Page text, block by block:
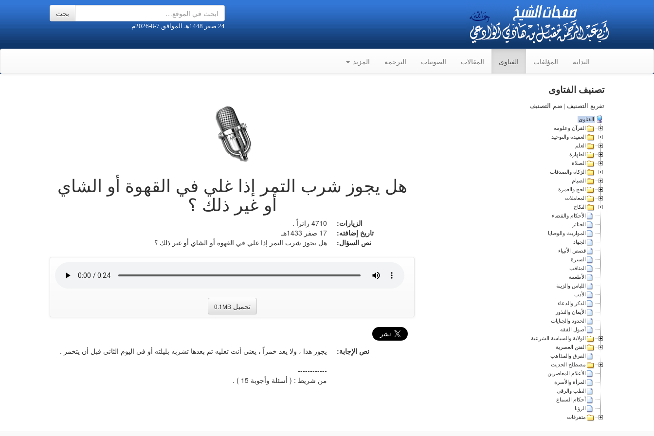
24 صفر 1448هـ الموافق 7-8-2026م
البداية المؤلفات الفتاوى المقالات الصوتيات الترجمة المزيد
هل يجوز شرب التمر إذا غلي في القهوة أو الشاي
أو غير ذلك ؟
الزيارات:
4710 زائراً .
تاريخ إضافته:
17 صفر 1433هـ
نص السؤال:
هل يجوز شرب التمر إذا غلي في القهوة أو الشاي أو غير ذلك ؟
تحميل0.1MB
نص الإجابة:
يجوز هذا ، ولا يعد خمراً ، يعني أنت تغليه تم بعدها تشربه بليلته أو في اليوم الثاني قبل أن يتخمر .
------------
من شريط : ( أسئلة وأجوبة 15 ) .
تصنيف الفتاوى
تفريع التصنيف | ضم التصنيف
الفتاوى
القرآن وعلومه
العقيدة والتوحيد
العلم
الطهارة
الصلاة
الزكاة والصدقات
الصيام
الحج والعمرة
المعاملات
النكاح
الأحكام والقضاء
الجنائز
المواريث والوصايا
الجهاد
قصص الأنبياء
السيرة
المناقب
الأطعمة
اللباس والزينة
الأدب
الذكر والدعاء
الأيمان والنذور
الحدود والجنايات
أصول الفقه
الولاية والسياسة الشرعية
الفتن العصرية
الفرق والمذاهب
مصطلح الحديث
الأعلام المعاصرين
المرأة والأسرة
الطب والرقى
أحكام السماع
الرؤيا
متفرقات